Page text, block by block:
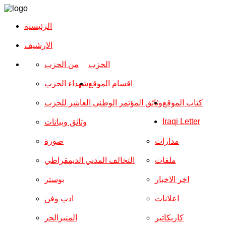
الرئيسية
الارشیف
الحزب من الحزب
شهداء الحزب
وثائق المؤتمر الوطني العاشر للحزب
وثائق وبيانات
اقسام الموقع
صورة
التحالف المدني الديمقراطي
بوستر
ادب وفن
المنبرالحر
مدارات
ملفات
اخر الاخبار
اعلانات
كاريكاتير
كتاب الموقع
Iraqi Letter